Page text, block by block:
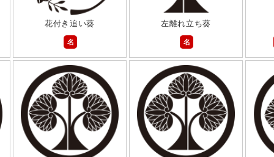
花付き追い葵
名
左離れ立ち葵
名